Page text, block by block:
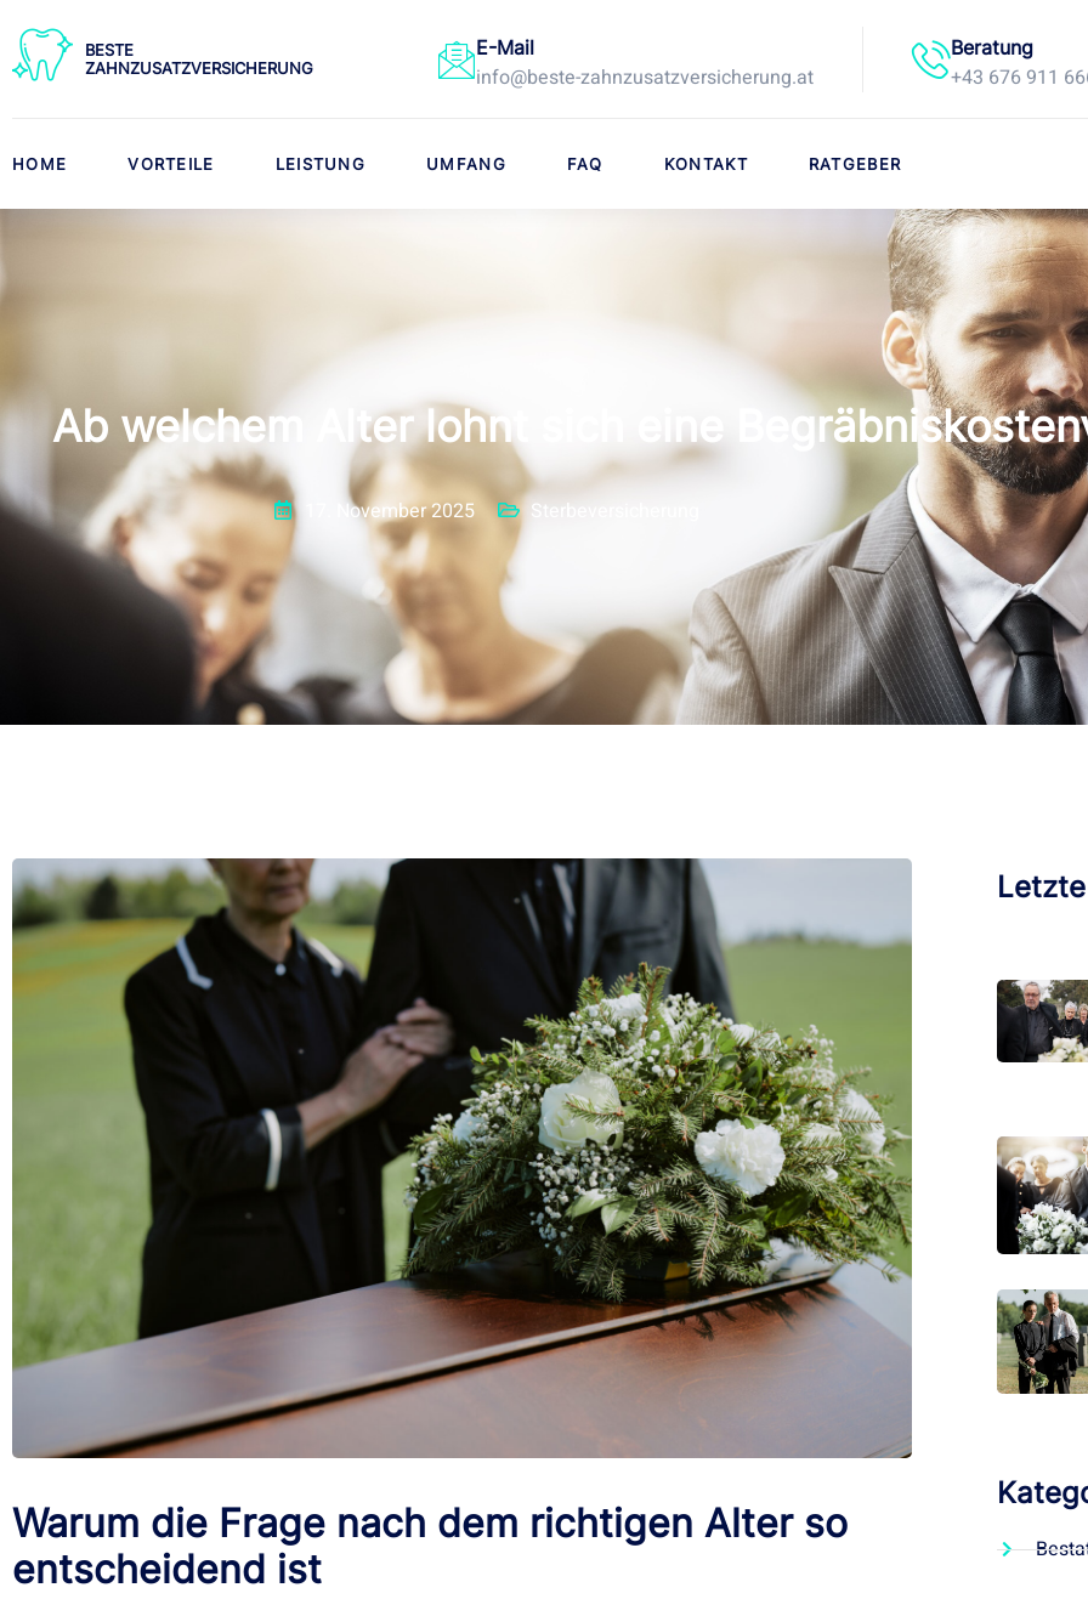
BESTE
ZAHNZUSATZVERSICHERUNG
E-Mail
info@beste-zahnzusatzversicherung.at
Beratung
+43 676 911
HOME VORTEILE LEISTUNG UMFANG FAQ KONTAKT RATGEBER
Ab welchem Alter lohnt sich eine
17. November 2025 Sterbeversicherung
Warum die Frage nach dem richtigen Alter so
entscheidend ist